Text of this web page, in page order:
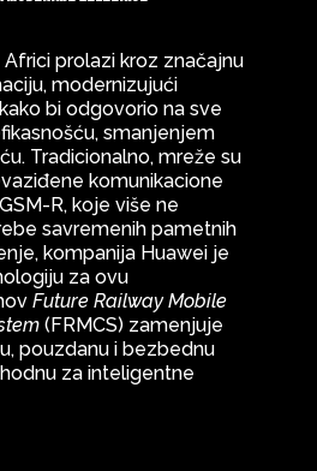
prolazi kroz značajnu
modernizujući
bi odgovorio na sve
smanjenjem
Tradicionalno, mreže su
komunikacione
R, koje više ne
savremenih pametnih
kompanija Huawei je
za ovu
Future Railway Mobile
(FRMCS) zamenjuje
pouzdanu i bezbednu
za inteligentne